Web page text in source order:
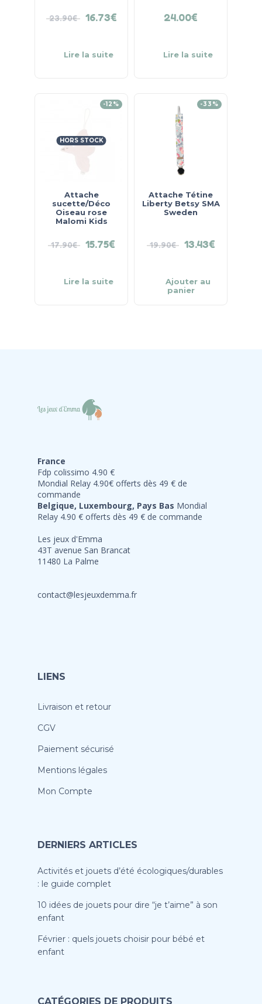
23.90€ 16.73€
Lire la suite
24.00€
Lire la suite
-12%
HORS STOCK
Attache
sucette/Déco
Oiseau rose
Malomi Kids
17.90€ 15.75€
Lire la suite
-33%
Attache Tétine
Liberty Betsy SMA
Sweden
19.90€ 13.43€
Ajouter au
panier
France
Fdp colissimo 4.90 €
Mondial Relay 4.90€ offerts dès 49 € de
commande
Belgique, Luxembourg, Pays Bas Mondial
Relay 4.90 € offerts dès 49 € de commande
Les jeux d'Emma
43T avenue San Brancat
11480 La Palme
contact@lesjeuxdemma.fr
LIENS
Livraison et retour
CGV
Paiement sécurisé
Mentions légales
Mon Compte
DERNIERS ARTICLES
Activités et jouets d’été écologiques/durables
: le guide complet
10 idées de jouets pour dire “je t’aime” à son
enfant
Février : quels jouets choisir pour bébé et
enfant
CATÉGORIES DE PRODUITS